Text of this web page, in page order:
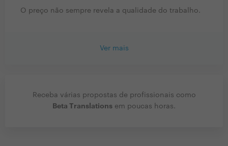
O preço não sempre revela a qualidade do trabalho.
Ver mais
Receba várias propostas de profissionais como
Beta Translations em poucas horas.